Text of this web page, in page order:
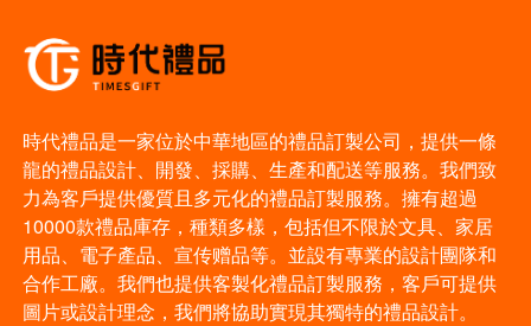
時代禮品是一家位於中華地區的禮品訂製公司，提供一條
龍的禮品設計、開發、採購、生產和配送等服務。我們致
力為客戶提供優質且多元化的禮品訂製服務。擁有超過
10000款禮品庫存，種類多樣，包括但不限於文具、家居
用品、電子產品、宣传赠品等。並設有專業的設計團隊和
合作工廠。我們也提供客製化禮品訂製服務，客戶可提供
圖片或設計理念，我們將協助實現其獨特的禮品設計。